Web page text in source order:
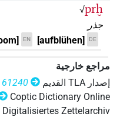
𓊪⸮𓏲?𓂋𓈙𓏲𓏏𓂉𓏛𓏥
𓊪𓂋[]
| 1×
𓊪𓂋𓐍𓏭 M111A
𓊪𓂋𓐍𓏲𓆸⸮𓆰?𓏥
√prḫ
جذر
DE
[aufblühen]
EN
مراجع خارجية
إصدار‏ ‏TLA‏ القديم
61240
Coptic Dictionary Online
Digitalisiertes Zettelarchiv